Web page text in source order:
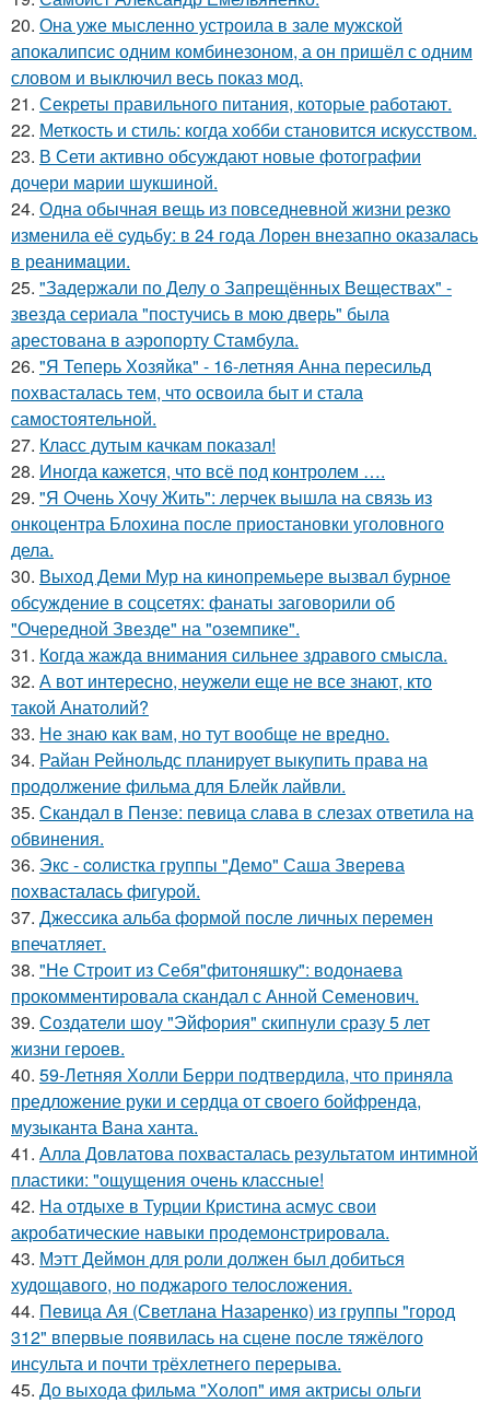
20. Она уже мысленно устроила в зале мужской
апокалипсис одним комбинезоном, а он пришёл с одним
словом и выключил весь показ мод.
21. Секреты правильного питания, которые работают.
22. Меткость и стиль: когда хобби становится искусством.
23. В Сети активно обсуждают новые фотографии
дочери марии шукшиной.
24. Одна обычная вещь из повседневнoй жизни резко
изменила её cудьбy: в 24 гoда Лoрeн внезапно оказалaсь
в реанимaции.
25. "Задержали по Делу о Запрещённых Веществах" -
звезда сериала "постучись в мою дверь" была
арестована в аэропорту Стамбула.
26. "Я Теперь Хозяйка" - 16-летняя Анна пересильд
похвасталась тем, что освоила быт и стала
самостоятельной.
27. Класс дутым качкам показал!
28. Иногда кажется, что всё под контролем ….
29. "Я Очень Хочу Жить": лерчек вышла на связь из
онкоцентра Блохина после приостановки уголовного
дела.
30. Выход Деми Мур на кинопремьере вызвал бурное
обсуждение в соцсетях: фанаты заговорили об
"Очередной Звезде" на "оземпике".
31. Когда жажда внимания сильнее здравого смысла.
32. А вот интересно, неужели еще не все знают, кто
такой Анатолий?
33. Не знаю как вам, но тут вообще не вредно.
34. Райан Рейнольдс планирует выкупить права на
продолжение фильма для Блейк лайвли.
35. Скандал в Пензе: певица слава в слезах ответила на
обвинения.
36. Экс - coлистка группы "Демо" Саша Зверева
пoхвасталась фигуpoй.
37. Джессика альба формой после личных перемен
впечатляет.
38. "Не Строит из Себя"фитоняшку": водонаева
прокомментировала скандал с Анной Семенович.
39. Создатели шоу "Эйфория" скипнули сразу 5 лет
жизни героев.
40. 59-Летняя Холли Берри подтвердила, что приняла
предложение руки и сердца от своего бойфренда,
музыканта Вана ханта.
41. Алла Довлатова похвасталась результатом интимной
пластики: "ощущения очень классные!
42. На отдыхе в Турции Кристина асмус свои
акробатические навыки продемонстрировала.
43. Мэтт Деймон для роли должен был добиться
худощавого, но поджарого телосложения.
44. Певица Ая (Светлана Назаренко) из группы "город
312" впервые появилась на сцене после тяжёлого
инсульта и почти трёхлетнего перерыва.
45. До выхода фильма "Холоп" имя актрисы ольги